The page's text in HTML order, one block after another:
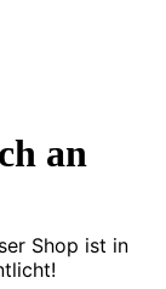
an
Shop ist in